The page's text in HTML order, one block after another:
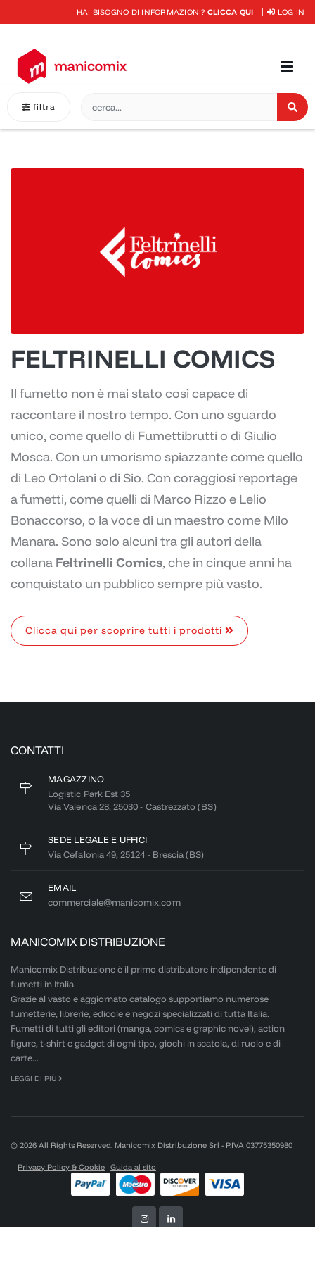
HAI BISOGNO DI INFORMAZIONI? CLICCA QUI LOG IN
filtra
FELTRINELLI COMICS
Il fumetto non è mai stato così capace di
raccontare il nostro tempo. Con uno sguardo
unico, come quello di Fumettibrutti o di Giulio
Mosca. Con un umorismo spiazzante come quello
di Leo Ortolani o di Sio. Con coraggiosi reportage
a fumetti, come quelli di Marco Rizzo e Lelio
Bonaccorso, o la voce di un maestro come Milo
Manara. Sono solo alcuni tra gli autori della
collana Feltrinelli Comics, che in cinque anni ha
conquistato un pubblico sempre più vasto.
Clicca qui per scoprire tutti i prodotti
CONTATTI
MAGAZZINO
Logistic Park Est 35
Via Valenca 28, 25030 - Castrezzato (BS)
SEDE LEGALE E UFFICI
Via Cefalonia 49, 25124 - Brescia (BS)
EMAIL
commerciale@manicomix.com
MANICOMIX DISTRIBUZIONE
Manicomix Distribuzione è il primo distributore indipendente di
fumetti in Italia.
Grazie al vasto e aggiornato catalogo supportiamo numerose
fumetterie, librerie, edicole e negozi specializzati di tutta Italia.
Fumetti di tutti gli editori (manga, comics e graphic novel), action
figure, t-shirt e gadget di ogni tipo, giochi in scatola, di ruolo e di
carte...
LEGGI DI PIÙ
© 2026 All Rights Reserved. Manicomix Distribuzione Srl - P.IVA 03775350980
Privacy Policy & Cookie Guida al sito